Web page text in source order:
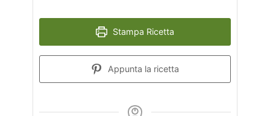
Stampa Ricetta
Appunta la ricetta